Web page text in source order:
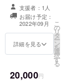
プ ・ステッカー
セット ・オリジ
ナル缶バッジ
支援者：1人
お届け予定：
2022年09月
詳細を見る
こ
の
リ
タ
ー
ン
を
選
択
す
る
20,000円